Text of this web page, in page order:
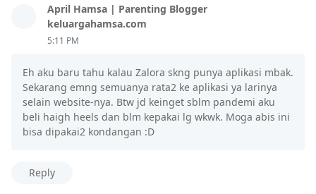
April Hamsa | Parenting Blogger
keluargahamsa.com
5:11 PM
Eh aku baru tahu kalau Zalora skng punya aplikasi mbak.
Sekarang emng semuanya rata2 ke aplikasi ya larinya
selain website-nya. Btw jd keinget sblm pandemi aku
beli haigh heels dan blm kepakai lg wkwk. Moga abis ini
bisa dipakai2 kondangan :D
Reply